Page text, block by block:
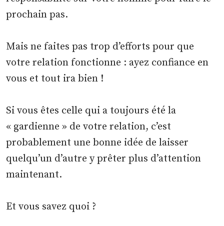
prochain pas.
Mais ne faites pas trop d’efforts pour que
votre relation fonctionne : ayez confiance en
vous et tout ira bien !
Si vous êtes celle qui a toujours été la
« gardienne » de votre relation, c’est
probablement une bonne idée de laisser
quelqu’un d’autre y prêter plus d’attention
maintenant.
Et vous savez quoi ?